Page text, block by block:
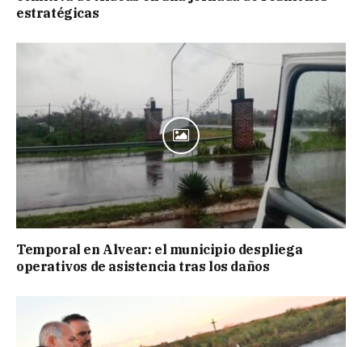
estratégicas
Temporal en Alvear: el municipio despliega
operativos de asistencia tras los daños